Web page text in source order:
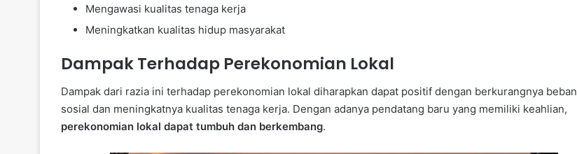
Mengawasi kualitas tenaga kerja
Meningkatkan kualitas hidup masyarakat
Dampak Terhadap Perekonomian Lokal
Dampak dari razia ini terhadap perekonomian lokal diharapkan dapat positif dengan berkurangnya beban
sosial dan meningkatnya kualitas tenaga kerja. Dengan adanya pendatang baru yang memiliki keahlian,
perekonomian lokal dapat tumbuh dan berkembang.